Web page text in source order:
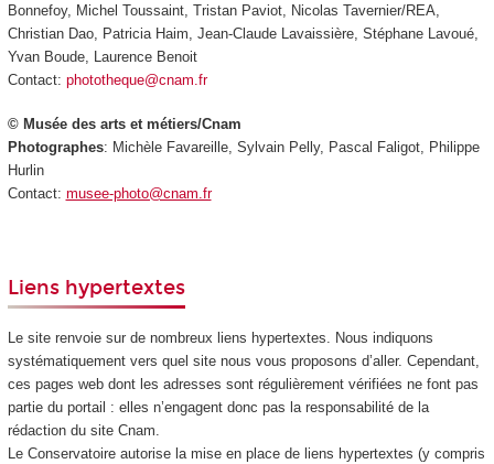
Bonnefoy, Michel Toussaint, Tristan Paviot, Nicolas Tavernier/REA,
Christian Dao, Patricia Haim, Jean-Claude Lavaissière, Stéphane Lavoué,
Yvan Boude, Laurence Benoit
Contact: phototheque@cnam.fr
© Musée des arts et métiers/Cnam
Photographes: Michèle Favareille, Sylvain Pelly, Pascal Faligot, Philippe
Hurlin
Contact: musee-photo@cnam.fr
Liens hypertextes
Le site renvoie sur de nombreux liens hypertextes. Nous indiquons
systématiquement vers quel site nous vous proposons d’aller. Cependant,
ces pages web dont les adresses sont régulièrement vérifiées ne font pas
partie du portail : elles n’engagent donc pas la responsabilité de la
rédaction du site Cnam.
Le Conservatoire autorise la mise en place de liens hypertextes (y compris